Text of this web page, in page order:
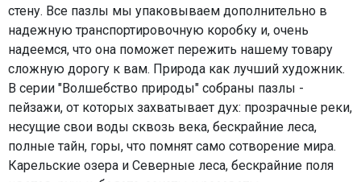
стену. Все пазлы мы упаковываем дополнительно в
надежную транспортировочную коробку и, очень
надеемся, что она поможет пережить нашему товару
сложную дорогу к вам. Природа как лучший художник.
В серии "Волшебство природы" собраны пазлы -
пейзажи, от которых захватывает дух: прозрачные реки,
несущие свои воды сквозь века, бескрайние леса,
полные тайн, горы, что помнят само сотворение мира.
Карельские озера и Северные леса, бескрайние поля